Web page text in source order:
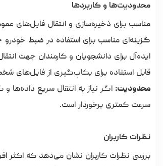
محدودیت‌ها و کاربردها
مناسب برای ذخیره‌سازی و انتقال فایل‌های
گزینه‌ای مناسب برای استفاده در ضبط
ایده‌آل برای دانشجویان و کارمندان جهت
قابل استفاده برای بکاپ‌گیری از فایل‌های
محدودیت:
سرعت کمتری برخوردار است.
نظرات کاربران
بررسی نظرات کاربران نشان می‌دهد که اکثر